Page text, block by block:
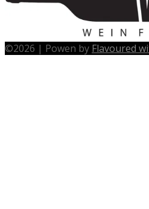
©2026 | Powen by Flavoured